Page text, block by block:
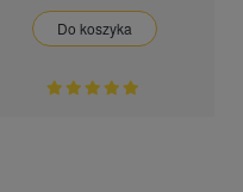
Do koszyka